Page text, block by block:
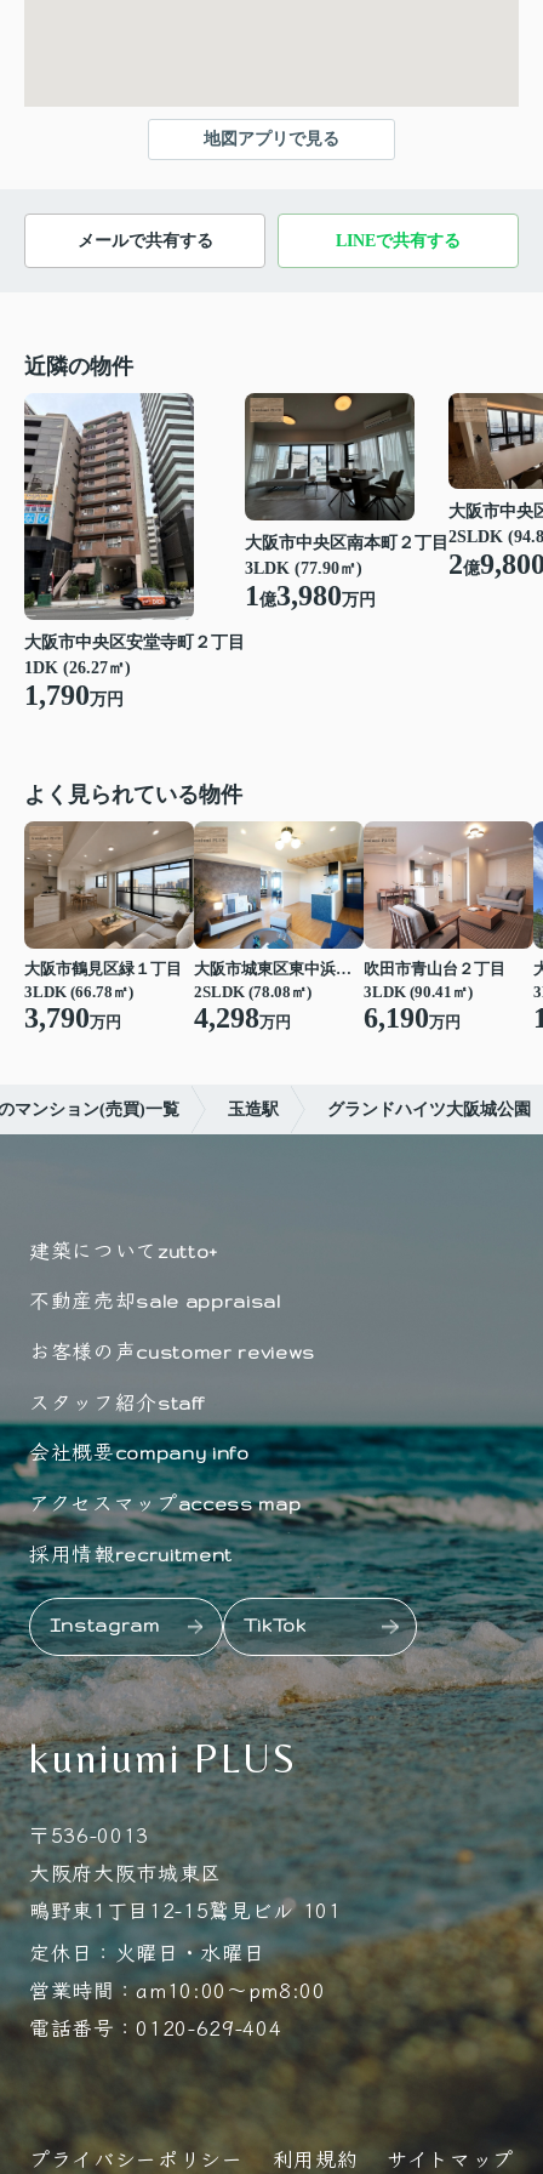
地図アプリで見る
メールで共有する LINEで共有する
近隣の物件
大阪市中央区安堂寺町２丁目
1DK (26.27㎡)
1,790万円
大阪市中央区南本町２丁目
3LDK (77.90㎡)
1億3,980万円
大阪市中央
2SLDK
2億
よく見られている物件
大阪市鶴見区緑１丁目
3LDK (66.78㎡)
3,790万円
大阪市城東区東中浜６丁目
2SLDK (78.08㎡)
4,298万円
吹田市青山台２丁目
3LDK (90.41㎡)
6,190万円
マンション(売買)一覧 玉造駅 グランドハイツ大阪城公園
建築について zutto+
不動産売却sale appraisal
お客様の声customer reviews
スタッフ紹介staff
会社概要company info
アクセスマップaccess map
採用情報recruitment
Instagram TikTok
kuniumi PLUS
〒536-0013
大阪府大阪市城東区
鴫野東1丁目12-15鷲見ビル 101
定休日：火曜日・水曜日
営業時間：am10:00～pm8:00
電話番号：0120-629-404
プライバシーポリシー 利用規約 サイトマップ